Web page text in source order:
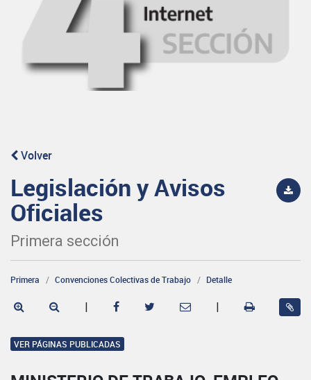
Volver
Legislación y Avisos
Oficiales
Primera sección
Primera Convenciones Colectivas de Trabajo Detalle
| |
VER PÁGINAS PUBLICADAS